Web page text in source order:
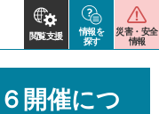
閲覧支援
情報を
探す
災害・安全
情報
開催につ